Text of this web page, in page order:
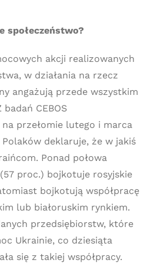
społeczeństwo?
akcji realizowanych
w działania na rzecz
angażują przede wszystkim
CEBOS
przełomie lutego i marca
deklaruje, że w jakiś
Ponad połowa
proc.) bojkotuje rosyjskie
bojkotują współpracę
lub białoruskim rynkiem.
przedsiębiorstw, które
Ukrainie, co dziesiąta
się z takiej współpracy.